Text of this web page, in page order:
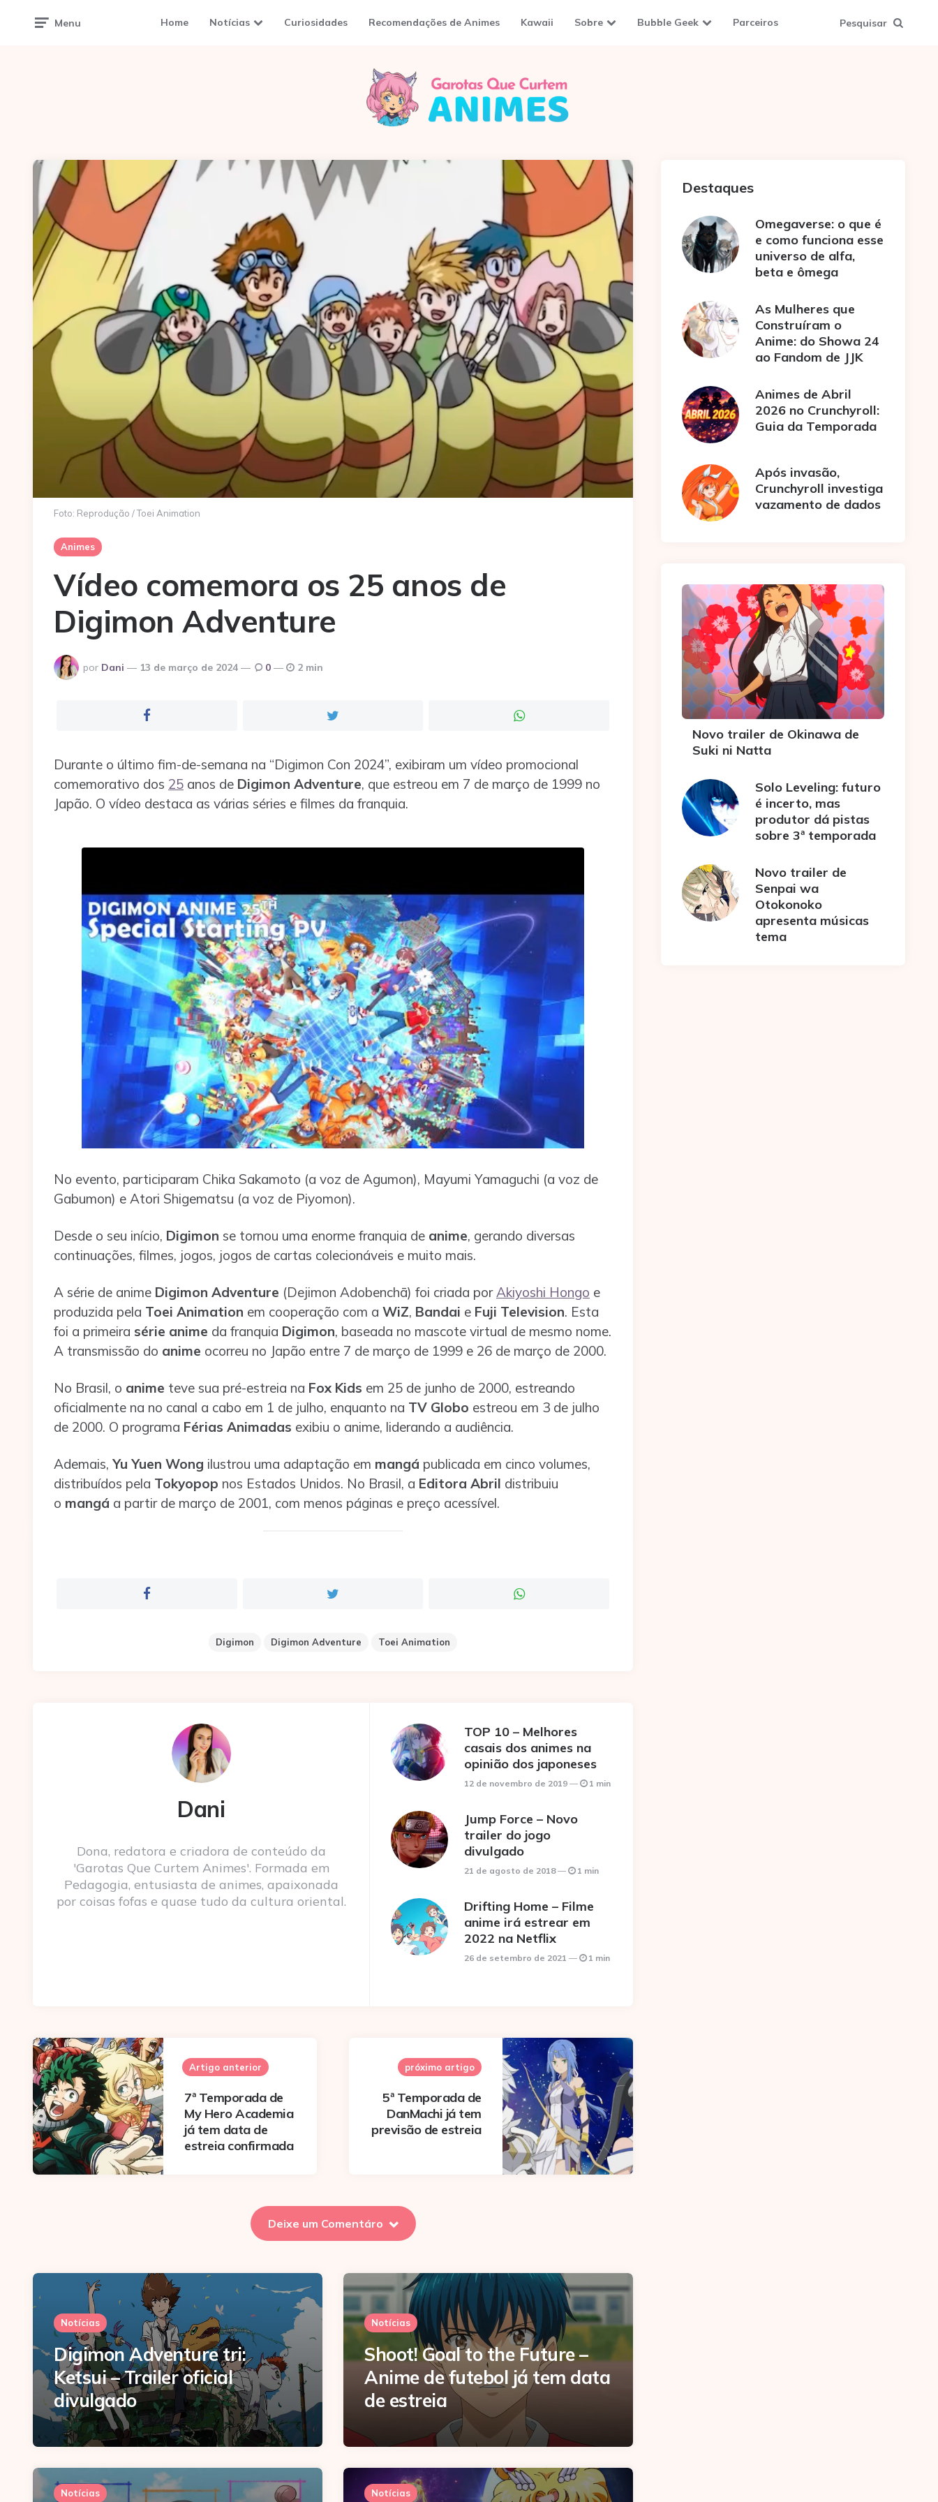
Menu Home Notícias Curiosidades Recomendações de Animes Kawaii Sobre Bubble Geek Parceiros Pesquisar
Foto: Reprodução / Toei Animation
Animes
Vídeo comemora os 25 anos de
Digimon Adventure
Postado
por
por Dani 13 de março de 2024 0 2 min
Durante o último fim-de-semana na “Digimon Con 2024”, exibiram um vídeo promocional
comemorativo dos 25 anos de Digimon Adventure, que estreou em 7 de março de 1999 no
Japão. O vídeo destaca as várias séries e filmes da franquia.
No evento, participaram Chika Sakamoto (a voz de Agumon), Mayumi Yamaguchi (a voz de
Gabumon) e Atori Shigematsu (a voz de Piyomon).
Desde o seu início, Digimon se tornou uma enorme franquia de anime, gerando diversas
continuações, filmes, jogos, jogos de cartas colecionáveis e muito mais.
A série de anime Digimon Adventure (Dejimon Adobenchā) foi criada por Akiyoshi Hongo e
produzida pela Toei Animation em cooperação com a WiZ, Bandai e Fuji Television. Esta
foi a primeira série anime da franquia Digimon, baseada no mascote virtual de mesmo nome.
A transmissão do anime ocorreu no Japão entre 7 de março de 1999 e 26 de março de 2000.
No Brasil, o anime teve sua pré-estreia na Fox Kids em 25 de junho de 2000, estreando
oficialmente na no canal a cabo em 1 de julho, enquanto na TV Globo estreou em 3 de julho
de 2000. O programa Férias Animadas exibiu o anime, liderando a audiência.
Ademais, Yu Yuen Wong ilustrou uma adaptação em mangá publicada em cinco volumes,
distribuídos pela Tokyopop nos Estados Unidos. No Brasil, a Editora Abril distribuiu
o mangá a partir de março de 2001, com menos páginas e preço acessível.
Digimon Digimon Adventure Toei Animation
Dani
Dona, redatora e criadora de conteúdo da
'Garotas Que Curtem Animes'. Formada em
Pedagogia, entusiasta de animes, apaixonada
por coisas fofas e quase tudo da cultura oriental.
TOP 10 – Melhores
casais dos animes na
opinião dos japoneses
12 de novembro de 2019 1 min
Jump Force – Novo
trailer do jogo
divulgado
21 de agosto de 2018 1 min
Drifting Home – Filme
anime irá estrear em
2022 na Netflix
26 de setembro de 2021 1 min
Post
navigation
Artigo anterior
7ª Temporada de
My Hero Academia
já tem data de
estreia confirmada
próximo artigo
5ª Temporada de
DanMachi já tem
previsão de estreia
Deixe um Comentáro
Notícias
Digimon Adventure tri:
Ketsui – Trailer oficial
divulgado
Notícias
Shoot! Goal to the Future –
Anime de futebol já tem data
de estreia
Notícias Notícias
Destaques
Omegaverse: o que é
e como funciona esse
universo de alfa,
beta e ômega
As Mulheres que
Construíram o
Anime: do Showa 24
ao Fandom de JJK
Animes de Abril
2026 no Crunchyroll:
Guia da Temporada
Após invasão,
Crunchyroll investiga
vazamento de dados
Novo trailer de Okinawa de
Suki ni Natta
Solo Leveling: futuro
é incerto, mas
produtor dá pistas
sobre 3ª temporada
Novo trailer de
Senpai wa
Otokonoko
apresenta músicas
tema